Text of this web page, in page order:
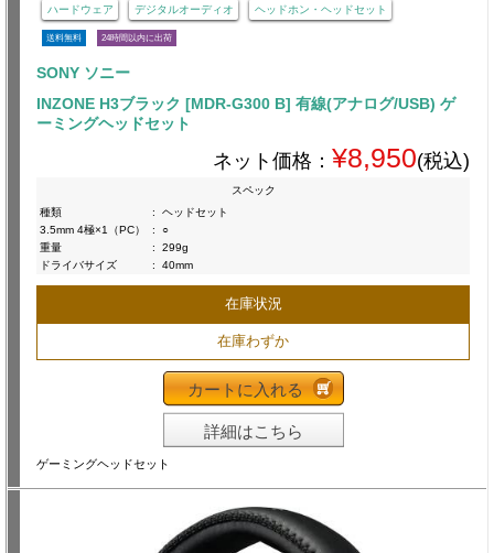
ハードウェア デジタルオーディオ ヘッドホン・ヘッドセット
送料無料 24時間以内に出荷
SONY ソニー
INZONE H3ブラック [MDR-G300 B] 有線(アナログ/USB) ゲ
ーミングヘッドセット
ネット価格： ¥8,950(税込)
スペック
種類
:
ヘッドセット
3.5mm 4極×1（PC）
:
○
重量
:
299g
ドライバサイズ
: 40mm
在庫状況
在庫わずか
カートに入れる
詳細はこちら
ゲーミングヘッドセット